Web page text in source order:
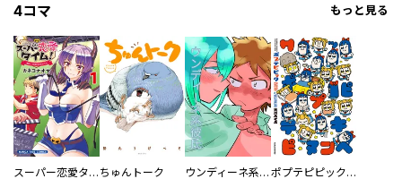
4コマ もっと見る
スーパー恋愛タイム！～現場でドＳな彼女は自宅でデレる～ ちゅんトーク ウンディーネ系彼氏 ポプテピピック SEASON EIGHT